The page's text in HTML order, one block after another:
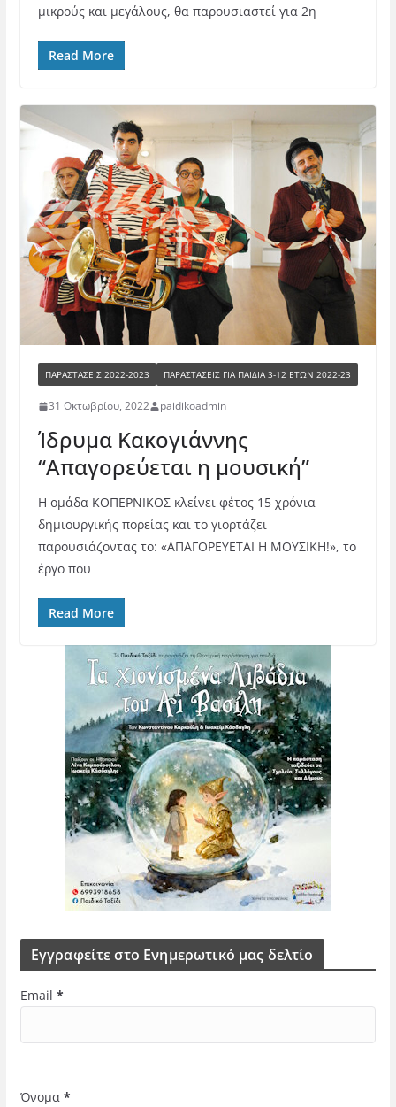
μικρούς και μεγάλους, θα παρουσιαστεί για 2η
Read More
ΠΑΡΑΣΤΆΣΕΙΣ 2022-2023 ΠΑΡΑΣΤΆΣΕΙΣ ΓΙΑ ΠΑΙΔΙΆ 3-12 ΕΤΏΝ 2022-23
31 Οκτωβρίου, 2022 paidikoadmin
Ίδρυμα Κακογιάννης
“Απαγορεύεται η μουσική”
Η ομάδα ΚΟΠΕΡΝΙΚΟΣ κλείνει φέτος 15 χρόνια
δημιουργικής πορείας και το γιορτάζει
παρουσιάζοντας το: «ΑΠΑΓΟΡΕΥΕΤΑΙ Η ΜΟΥΣΙΚΗ!», το
έργο που
Read More
Εγγραφείτε στο Ενημερωτικό μας δελτίο
Email *
Όνομα *